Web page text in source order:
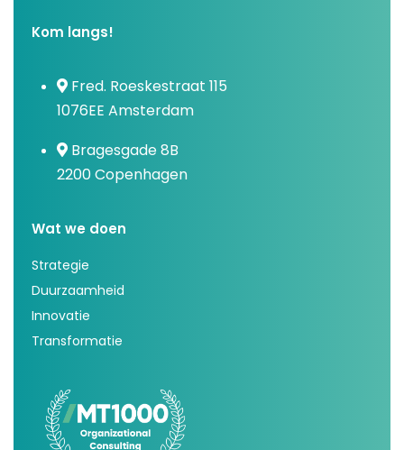
Kom langs!
Fred. Roeskestraat 115
1076EE Amsterdam
Bragesgade 8B
2200 Copenhagen
Wat we doen
Strategie
Duurzaamheid
Innovatie
Transformatie